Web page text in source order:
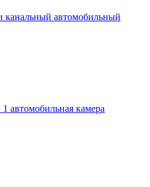
автомобильный
автомобильная камера